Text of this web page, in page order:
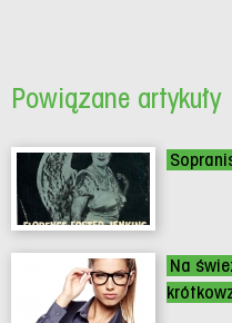
Powiązane artykuły
Na